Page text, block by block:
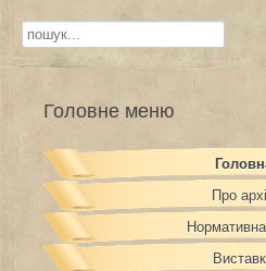
Пошук...
Головне меню
Про